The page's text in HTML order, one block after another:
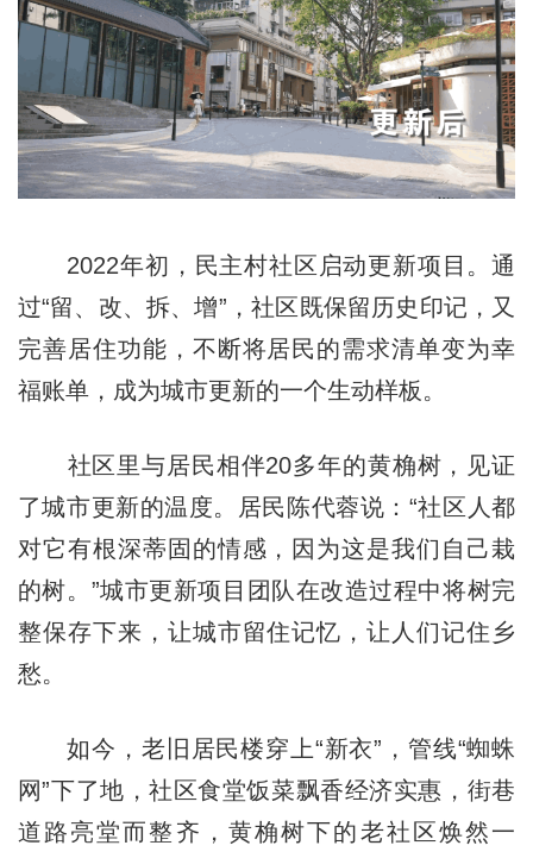
2022年初，民主村社区启动更新项目。通
过“留、改、拆、增”，社区既保留历史印记，又
完善居住功能，不断将居民的需求清单变为幸
福账单，成为城市更新的一个生动样板。
社区里与居民相伴20多年的黄桷树，见证
了城市更新的温度。居民陈代蓉说：“社区人都
对它有根深蒂固的情感，因为这是我们自己栽
的树。”城市更新项目团队在改造过程中将树完
整保存下来，让城市留住记忆，让人们记住乡
愁。
如今，老旧居民楼穿上“新衣”，管线“蜘蛛
网”下了地，社区食堂饭菜飘香经济实惠，街巷
道路亮堂而整齐，黄桷树下的老社区焕然一